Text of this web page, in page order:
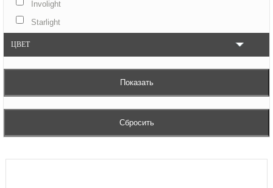
Involight
Starlight
ЦВЕТ